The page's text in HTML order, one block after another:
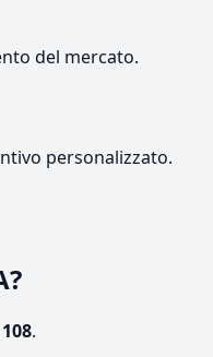
del mercato.
personalizzato.
.